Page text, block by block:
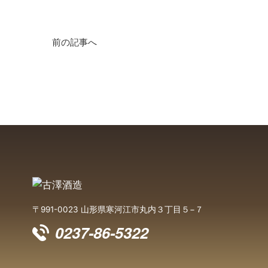
前の記事へ
〒991-0023 山形県寒河江市丸内３丁目５−７
0237-86-5322